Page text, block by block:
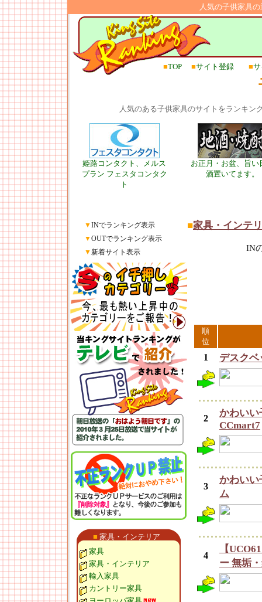
人気の子供家具
■TOP ■サイト登録 ■
人気のある子供家具のサイトをランキン
姫路コンタクト、メルス
プラン フェスタコンタク
ト
お正月・お盆、旨い
酒置いてます。
▼INでランキング表示
▼OUTでランキング表示
▼新着サイト表示
■ 家具・インテリア
家具
家具・インテリア
輸入家具
カントリー家具
■家具・インテ
IN
順
位
1 デスク
2
かわいい
CCmart7
3
かわいい
ム
4
【
ー 無垢